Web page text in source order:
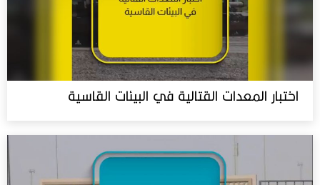
اختبار المعدات القتالية في البيئات القاسية